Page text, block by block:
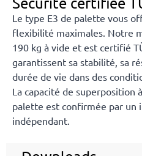
Le type E3 de palette vous
flexibilité maximales. Notre
190 kg à vide et est certifié
garantissent sa stabilité, sa
durée de vie dans des
La capacité de superposition
palette est confirmée par un
indépendant.